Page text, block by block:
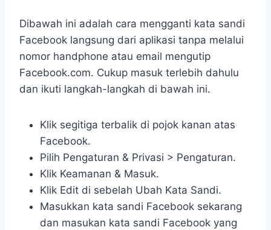
Dibawah ini adalah cara mengganti kata sandi
Facebook langsung dari aplikasi tanpa melalui
nomor handphone atau email mengutip
Facebook.com. Cukup masuk terlebih dahulu
dan ikuti langkah-langkah di bawah ini.
Klik segitiga terbalik di pojok kanan atas
Facebook.
Pilih Pengaturan & Privasi > Pengaturan.
Klik Keamanan & Masuk.
Klik Edit di sebelah Ubah Kata Sandi.
Masukkan kata sandi Facebook sekarang
dan masukan kata sandi Facebook yang